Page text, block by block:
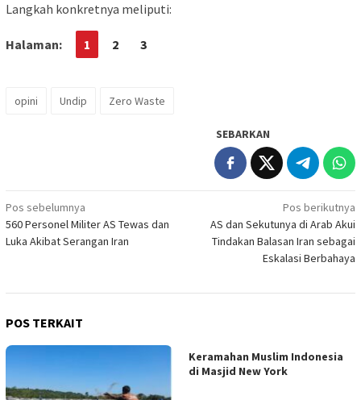
Langkah konkretnya meliputi:
Halaman: 1 2 3
opini Undip Zero Waste
SEBARKAN
Navigasi
pos
Pos sebelumnya
560 Personel Militer AS Tewas dan
Luka Akibat Serangan Iran
Pos berikutnya
AS dan Sekutunya di Arab Akui
Tindakan Balasan Iran sebagai
Eskalasi Berbahaya
POS TERKAIT
Keramahan Muslim Indonesia
di Masjid New York